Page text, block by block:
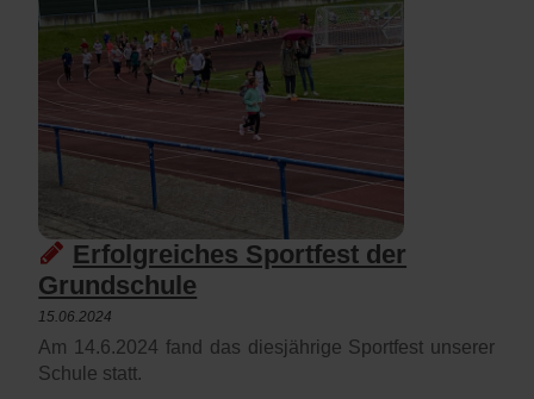
Erfolgreiches Sportfest der
Grundschule
15.06.2024
Am 14.6.2024 fand das diesjährige Sportfest unserer
Schule statt.